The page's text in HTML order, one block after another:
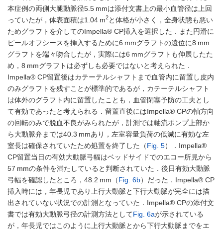
本症例の両側大腿動脈径5.5 mmは添付文書上の最小血管径は上回
っていたが，体表面積は1.04 m2と体格が小さく，全身状態も悪い
ためグラフトを介してのImpella® CP挿入を選択した．また円滑に
ピールオフシースを挿入するために6 mmグラフトの遠位に8 mm
グラフトを端々吻合したが，実際には6 mmグラフトも伸展したた
め，8 mmグラフトは必ずしも必要ではないと考えられた．
Impella® CP留置後はカテーテルシャフトまで血管内に留置し皮内
のみグラフトを残すことが標準的であるが，カテーテルシャフト
は体外のグラフト内に留置したことも，血管閉塞予防の工夫とし
て有効であったと考えられる．留置直後にはImpella® CPの軸方向
の回転のみで脱血不良がみられたが，計測では軸流ポンプ上部か
ら大動脈弁までは40.3 mmあり，左室容量負荷の低減に有効な左
室長は確保されていたため処置を終了した（Fig. 5）．Impella®
CP留置当日の有効大動脈弓幅はベッドサイドでのエコー所見から
57 mmの条件を満たしていると判断されていた．後日有効大動脈
弓幅を確認したところ，48.2 mm（Fig. 6b）だった．Impella® CP
挿入時には，年長児であり上行大動脈と下行大動脈が完全には描
出されていない状況での計測となっていた．Impella® CPの添付文
書では有効大動脈弓径の計測方法としてFig. 6aが示されている
が，年長児ではこのように上行大動脈とから下行大動脈までをエ